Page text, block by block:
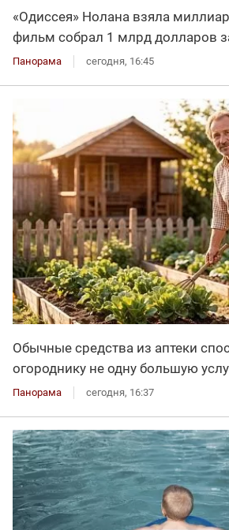
«Одиссея» Нолана взяла
фильм собрал 1 млрд долларов
Панорама сегодня, 16:45
Обычные средства из аптеки
огороднику не одну большую
Панорама сегодня, 16:37